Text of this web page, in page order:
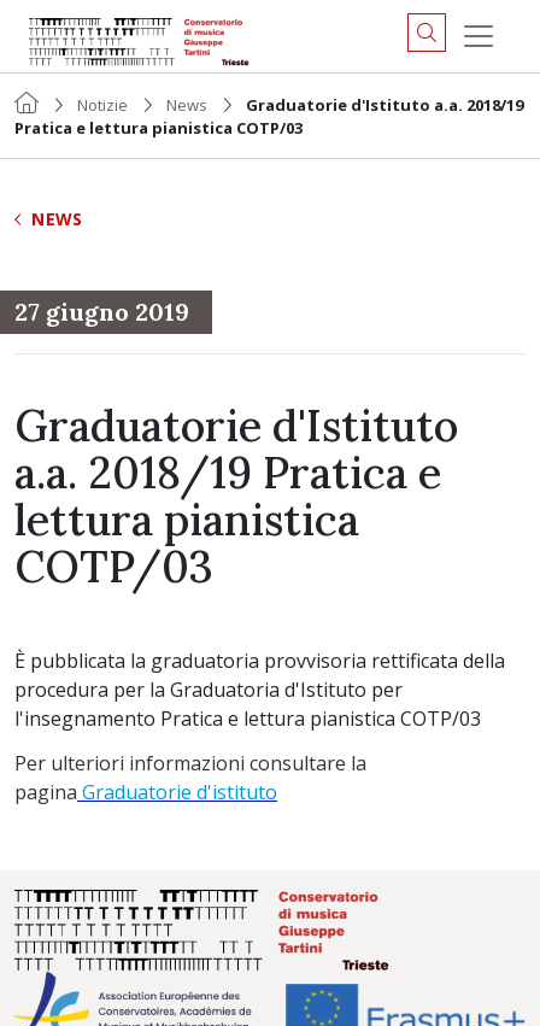
Notizie News
Graduatorie d'Istituto a.a. 2018/19
Pratica e lettura pianistica COTP/03
NEWS
27 giugno 2019
Graduatorie d'Istituto
a.a. 2018/19 Pratica e
lettura pianistica
COTP/03
È pubblicata la graduatoria provvisoria rettificata della
procedura per la Graduatoria d'Istituto per
l'insegnamento Pratica e lettura pianistica COTP/03
Per ulteriori informazioni consultare la
pagina Graduatorie d'istituto